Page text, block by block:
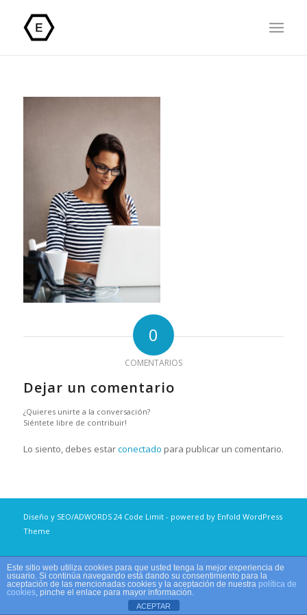
0
COMENTARIOS
Dejar un comentario
¿Quieres unirte a la conversación?
Siéntete libre de contribuir!
Lo siento, debes estarconectado para publicar un comentario.
Diseño y SEO/ADWORDS24 Code Limit- powered by Enfold WordPress
Theme
Este sitio web utiliza cookies para que usted tenga la mejor experiencia de
usuario. Si continúa navegando está dando su consentimiento para la
aceptación de las mencionadas cookies y la aceptación de nuestra política de
cookies, pinche el enlace para mayor información.
ACEPTAR